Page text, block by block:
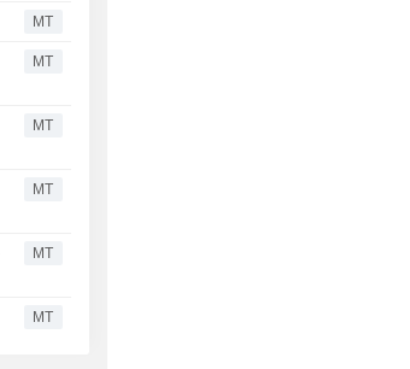
MT
MT
MT
MT
MT
MT